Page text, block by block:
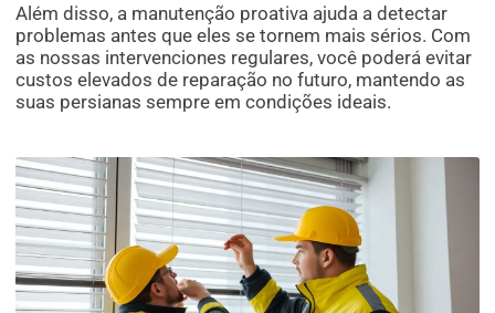
Além disso, a manutenção proativa ajuda a detectar
problemas antes que eles se tornem mais sérios. Com
as nossas intervenciones regulares, você poderá evitar
custos elevados de reparação no futuro, mantendo as
suas persianas sempre em condições ideais.